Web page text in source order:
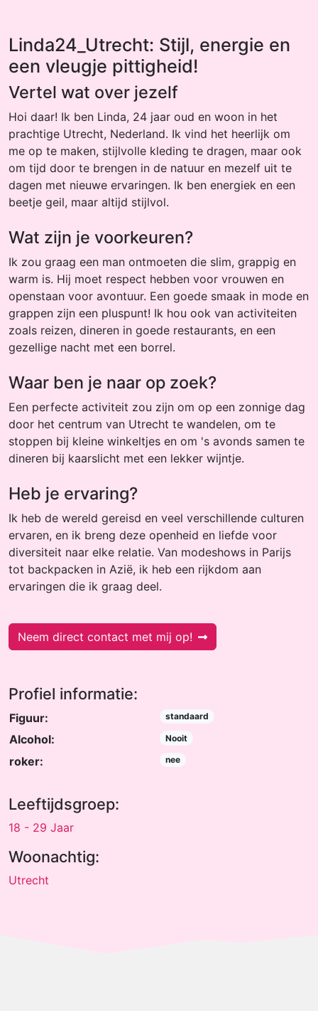
Linda24_Utrecht: Stijl, energie en
een vleugje pittigheid!
Vertel wat over jezelf
Hoi daar! Ik ben Linda, 24 jaar oud en woon in het
prachtige Utrecht, Nederland. Ik vind het heerlijk om
me op te maken, stijlvolle kleding te dragen, maar ook
om tijd door te brengen in de natuur en mezelf uit te
dagen met nieuwe ervaringen. Ik ben energiek en een
beetje geil, maar altijd stijlvol.
Wat zijn je voorkeuren?
Ik zou graag een man ontmoeten die slim, grappig en
warm is. Hij moet respect hebben voor vrouwen en
openstaan voor avontuur. Een goede smaak in mode en
grappen zijn een pluspunt! Ik hou ook van activiteiten
zoals reizen, dineren in goede restaurants, en een
gezellige nacht met een borrel.
Waar ben je naar op zoek?
Een perfecte activiteit zou zijn om op een zonnige dag
door het centrum van Utrecht te wandelen, om te
stoppen bij kleine winkeltjes en om 's avonds samen te
dineren bij kaarslicht met een lekker wijntje.
Heb je ervaring?
Ik heb de wereld gereisd en veel verschillende culturen
ervaren, en ik breng deze openheid en liefde voor
diversiteit naar elke relatie. Van modeshows in Parijs
tot backpacken in Azië, ik heb een rijkdom aan
ervaringen die ik graag deel.
Neem direct contact met mij op!
Profiel informatie:
Figuur: standaard
Alcohol: Nooit
roker: nee
Leeftijdsgroep:
18 - 29 Jaar
Woonachtig:
Utrecht